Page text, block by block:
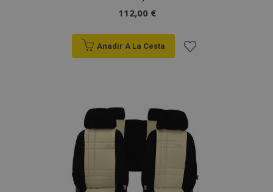
112,00 €
Anadir A La Cesta
Lista
de
Deseos